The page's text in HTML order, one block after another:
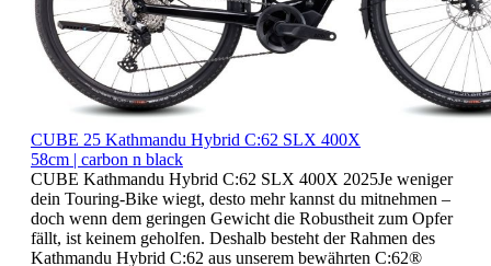
CUBE 25 Kathmandu Hybrid C:62 SLX 400X
58cm | carbon n black
CUBE Kathmandu Hybrid C:62 SLX 400X 2025Je weniger
dein Touring-Bike wiegt, desto mehr kannst du mitnehmen –
doch wenn dem geringen Gewicht die Robustheit zum Opfer
fällt, ist keinem geholfen. Deshalb besteht der Rahmen des
Kathmandu Hybrid C:62 aus unserem bewährten C:62®